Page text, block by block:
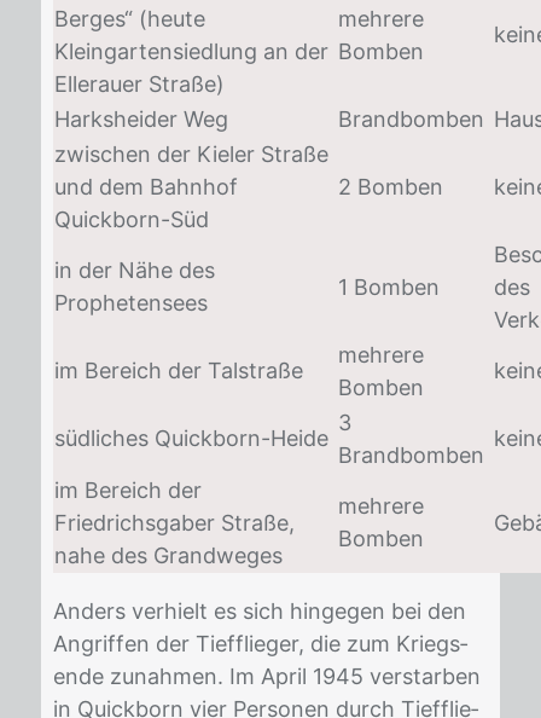
Berges“ (heute
Kleingartensiedlung an der
Ellerauer Straße)
mehrere
Bomben
Harksheider Weg Brandbomben
zwischen der Kieler Straße
und dem Bahnhof
Quickborn-Süd
2 Bomben
in der Nähe des
Prophetensees
1 Bomben
des
im Bereich der Talstraße
mehrere
Bomben
südliches Quickborn-Heide
3
Brandbomben
im Bereich der
Friedrichsgaber Straße,
nahe des Grandweges
mehrere
Bomben
An­ders ver­hielt es sich hin­ge­gen bei den
An­grif­fen der Tief­flie­ger, die zum Kriegs­
en­de zu­nah­men. Im April 1945 ver­star­ben
in Quick­born vier Per­so­nen durch Tief­flie­